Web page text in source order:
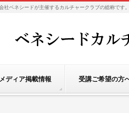
ベネシードが主催するカルチャークラブの総称です。
メディア掲載情報 受講ご希望の方